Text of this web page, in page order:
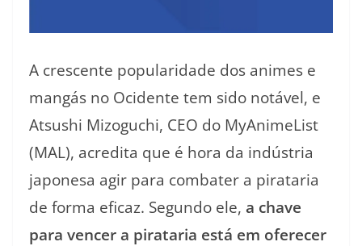
A crescente popularidade dos animes e
mangás no Ocidente tem sido notável, e
Atsushi Mizoguchi, CEO do MyAnimeList
(MAL), acredita que é hora da indústria
japonesa agir para combater a pirataria
de forma eficaz. Segundo ele, a chave
para vencer a pirataria está em oferecer